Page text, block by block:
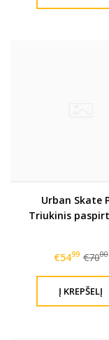
Urban Skate
Triukinis
€5499 €7000